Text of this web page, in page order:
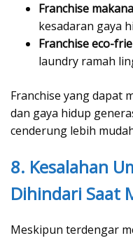
Franchise
kesadaran gaya
Franchise eco-
laundry ramah
Franchise yang dapat
dan gaya hidup
cenderung lebih
8. Kesalahan
Dihindari Saat
Meskipun terdengar